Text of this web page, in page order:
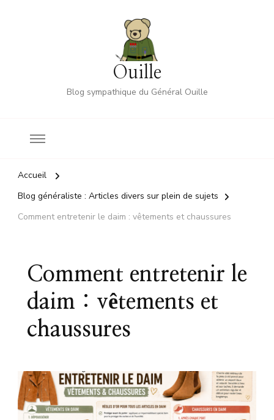
Ouille
Blog sympathique du Général Ouille
Accueil
Blog généraliste : Articles divers sur plein de sujets
Comment entretenir le daim : vêtements et chaussures
Comment entretenir le
daim : vêtements et
chaussures